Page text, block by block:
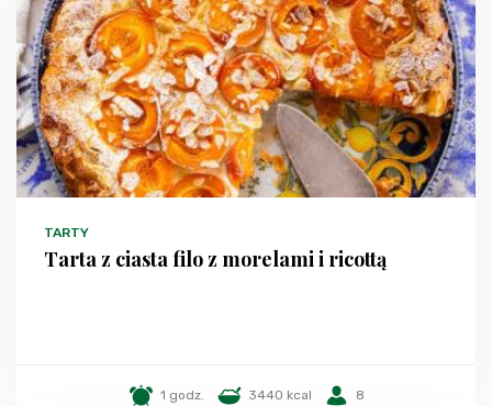
TARTY
Tarta z ciasta filo z morelami i ricottą
1 godz. 3440 kcal 8